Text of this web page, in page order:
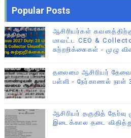
Popular Posts
ஆசிரியர்கள்
மாவட்ட CEO &
சுற்றறிக்கைகள் - முழு
தலைமை ஆசிரியர் தேவை -
பள்ளி - நேர்காணல் நாள்
ஆசிரியர் தகுதித் தேர்வு
இடைக்கால தடை